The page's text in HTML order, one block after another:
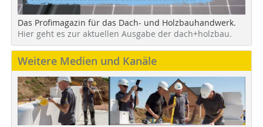
Das Profimagazin für das Dach- und Holzbauhandwerk.
Hier geht es zur aktuellen Ausgabe der dach+holzbau.
Weitere Medien und Kanäle